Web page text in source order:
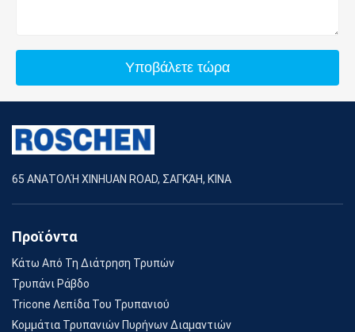
Υποβάλετε τώρα
65 ΑΝΑΤΟΛΉ XINHUAN ROAD, ΣΑΓΚΆΗ, ΚΊΝΑ
Προϊόντα
Κάτω Από Τη Διάτρηση Τρυπών
Τρυπάνι Ράβδο
Tricone Λεπίδα Του Τρυπανιού
Κομμάτια Τρυπανιών Πυρήνων Διαμαντιών